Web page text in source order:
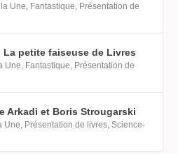
la Une Fantastique Présentation de
La petite faiseuse de Livres
Une Fantastique Présentation de
Arkadi et Boris Strougarski
Une Présentation de livres ,Science-